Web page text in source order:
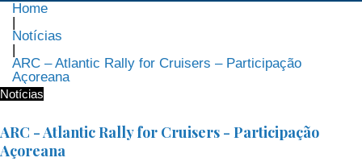
Home
|
Notícias
|
ARC – Atlantic Rally for Cruisers – Participação
Açoreana
Notícias
ARC - Atlantic Rally for Cruisers - Participação
Açoreana